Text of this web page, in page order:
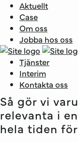
Aktuellt
Case
Om oss
Jobba hos oss
Tjänster
Interim
Kontakta oss
Så gör vi
relevanta i
hela tiden